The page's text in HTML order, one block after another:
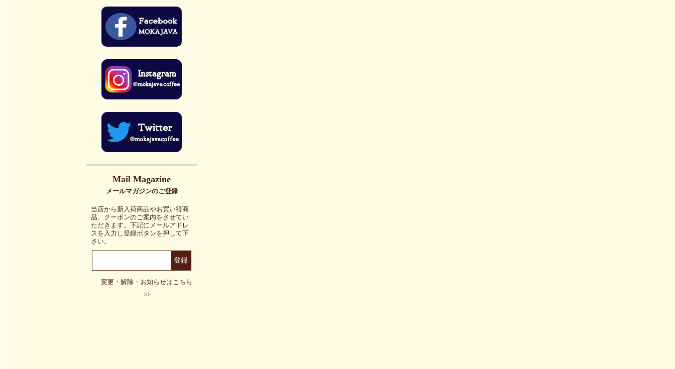
当店から新入荷商品やお買い得商
品、クーポンのご案内をさせてい
ただきます。下記にメールアドレ
スを入力し登録ボタンを押して下
さい。
変更・解除・お知らせはこちら